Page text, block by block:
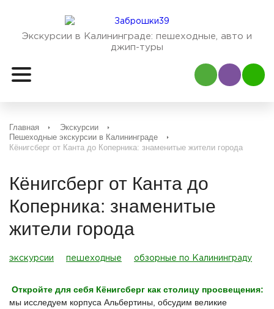
Экскурсии в Калининграде: пешеходные, авто и
джип-туры
Наш Viber
Наш
Главная
Экскурсии
Пешеходные экскурсии в Калининграде
Кёнигсберг от Канта до Коперника: знаменитые жители города
Кёнигсберг от Канта до
Коперника: знаменитые
жители города
экскурсии пешеходные обзорные по Калининграду
Откройте для себя Кёнигсберг как столицу просвещения:
мы исследуем корпуса Альбертины, обсудим великие